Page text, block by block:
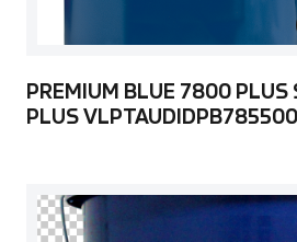
PREMIUM BLUE 7800
PLUS VLPTAUDIDPB785500